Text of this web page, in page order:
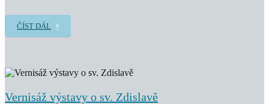
ČÍST DÁL
Vernisáž výstavy o sv. Zdislavě